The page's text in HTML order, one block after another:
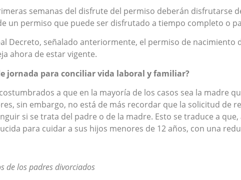
semanas del disfrute del permiso deberán disfrutarse
un permiso que puede ser disfrutado a tiempo completo o
Decreto, señalado anteriormente, el permiso de nacimiento
ahora de estar vigente.
jornada para conciliar vida laboral y familiar?
a que en la mayoría de los casos sea la madre
sin embargo, no está de más recordar que la solicitud de
si se trata del padre o de la madre. Esto se traduce a
para cuidar a sus hijos menores de 12 años, con una
de los padres divorciados